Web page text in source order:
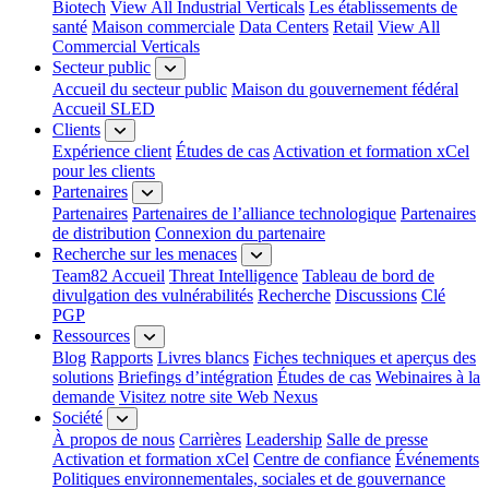
Biotech View All Industrial Verticals Les établissements de
santé Maison commerciale Data Centers Retail View All
Commercial Verticals
Secteur public
Accueil du secteur public Maison du gouvernement fédéral
Accueil SLED
Clients
Expérience client Études de cas Activation et formation xCel
pour les clients
Partenaires
Partenaires Partenaires de l’alliance technologique Partenaires
de distribution Connexion du partenaire
Recherche sur les menaces
Team82 Accueil Threat Intelligence Tableau de bord de
divulgation des vulnérabilités Recherche Discussions Clé
PGP
Ressources
Blog Rapports Livres blancs Fiches techniques et aperçus des
solutions Briefings d’intégration Études de cas Webinaires à la
demande Visitez notre site Web Nexus
Société
À propos de nous Carrières Leadership Salle de presse
Activation et formation xCel Centre de confiance Événements
Politiques environnementales, sociales et de gouvernance